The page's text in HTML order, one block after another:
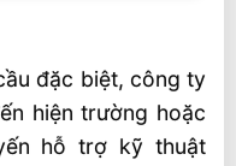
đặc biệt, công ty
hiện trường hoặc
hỗ trợ kỹ thuật